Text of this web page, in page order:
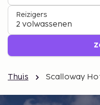
Reizigers
2 volwassenen
Thuis Scalloway